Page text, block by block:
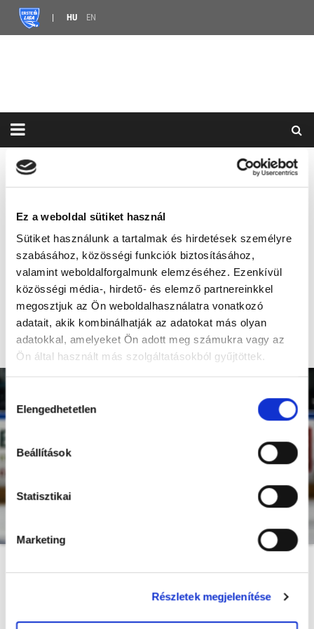
Ez a weboldal sütiket használ
Sütiket használunk a tartalmak és hirdetések személyre
szabásához, közösségi funkciók biztosításához,
valamint weboldalforgalmunk elemzéséhez. Ezenkívül
közösségi média-, hirdető- és elemző partnereinkkel
megosztjuk az Ön weboldalhasználatra vonatkozó
adatait, akik kombinálhatják az adatokat más olyan
adatokkal, amelyeket Ön adott meg számukra vagy az
Ön által használt más szolgáltatásokból gyűjtöttek.
kiválasztása
Elengedhetetlen
Beállítások
Statisztikai
Marketing
Részletek megjelenítése
HU EN
HÍREK HORVÁTH BÁLINT A BJAHC-NÁL FOLYTATJA
HORVÁTH BÁLINT A BJAHC-
NÁL FOLYTATJA
2025.07.25. 09:00 | ABOUT A YEAR AGO
A 26 éves csatár Franciaországból igazol az Erste
Ligába.
A BJAHC közzétette Horváth Bálint leigazolását. A 26
bajnokságokban jégkorongozott, aztán 2017 és 2023
között a skandiáv ország felnőttjei között szerepelt,